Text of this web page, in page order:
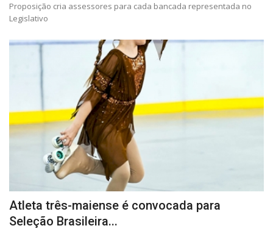
Proposição cria assessores para cada bancada representada no
Legislativo
Atleta três-maiense é convocada para
Seleção Brasileira...